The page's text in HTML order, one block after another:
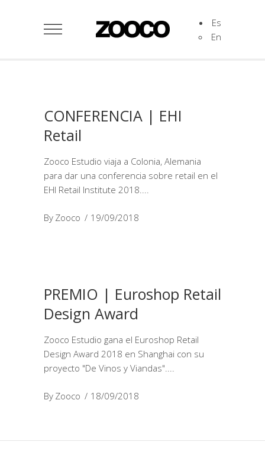
Es
En
CONFERENCIA | EHI
Retail
Zooco Estudio viaja a Colonia, Alemania
para dar una conferencia sobre retail en el
EHI Retail Institute 2018.
By Zooco 19/09/2018
PREMIO | Euroshop Retail
Design Award
Zooco Estudio gana el Euroshop Retail
Design Award 2018 en Shanghai con su
proyecto "De Vinos y Viandas".
By Zooco 18/09/2018